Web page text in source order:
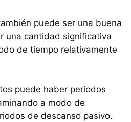
puede ser una buena
una cantidad significativa
de tiempo relativamente
puede haber periodos
a modo de
de descanso pasivo.